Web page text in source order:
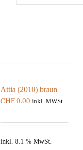
Attia (2010) braun
CHF 0.00 inkl. MWSt.
inkl. 8.1 % MwSt.